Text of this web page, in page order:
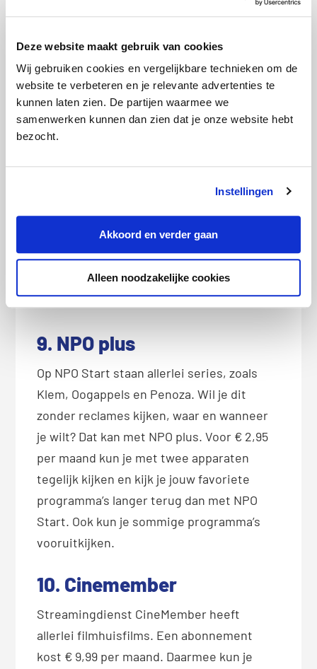
Deze website maakt gebruik van cookies
Wij gebruiken cookies en vergelijkbare technieken om de
website te verbeteren en je relevante advertenties te
kunnen laten zien. De partijen waarmee we
samenwerken kunnen dan zien dat je onze website hebt
bezocht.
Instellingen
Akkoord en verder gaan
Alleen noodzakelijke cookies
andere locatie kijken? Dan kun je vooraf de
Voor NLZIET Basis betaal je € 7,95 per
maand. Je kijkt dan op 1 apparaat tegelijk
en je kijkt reclamevrij naar NPO Plus. Met
NLZIET Premium kijk je voor € 9,95 per
ook kiezen voor NLZIET Extra. Dit kost €
11,95 per maand. Je krijgt dan 10 extra
zenders en kijkt op 3 apparaten
tegelijkertijd. Je kunt ook een
jaarabonnement afsluiten. Je bespaart dan
10%.
9. NPO plus
Op NPO Start staan allerlei series, zoals
Klem, Oogappels en Penoza. Wil je dit
zonder reclames kijken, waar en wanneer
je wilt? Dat kan met NPO plus. Voor € 2,95
per maand kun je met twee apparaten
tegelijk kijken en kijk je jouw favoriete
programma’s langer terug dan met NPO
Start. Ook kun je sommige programma’s
vooruitkijken.
10. Cinemember
Streamingdienst CineMember heeft
allerlei filmhuisfilms. Een abonnement
kost € 9,99 per maand. Daarmee kun je